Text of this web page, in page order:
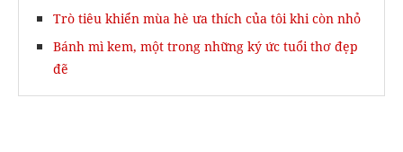
Trò tiêu khiển mùa hè ưa thích của tôi khi còn nhỏ
Bánh mì kem, một trong những ký ức tuổi thơ đẹp
đẽ